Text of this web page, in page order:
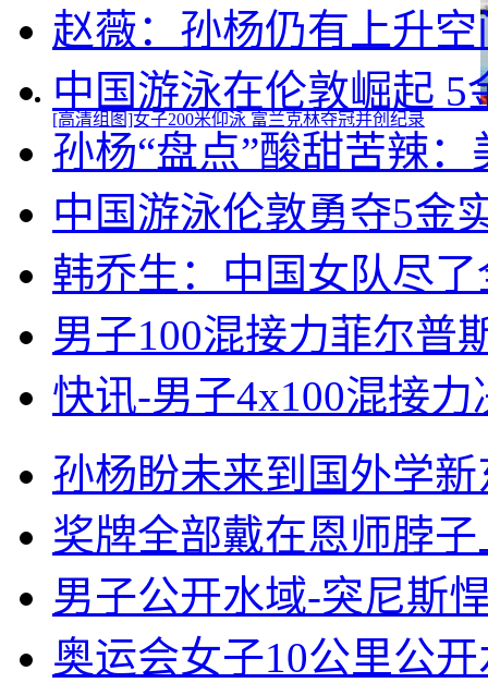
[高清组图]女子200米仰泳 富兰克林夺冠并创纪录
赵薇：孙杨仍有上升
中国游泳在伦敦崛起 5
孙杨“盘点”酸甜苦辣
中国游泳伦敦勇夺5金
韩乔生：中国女队尽
男子100混接力菲尔普
快讯-男子4x100混接
孙杨盼未来到国外学
奖牌全部戴在恩师脖
男子公开水域-突尼斯
奥运会女子10公里公